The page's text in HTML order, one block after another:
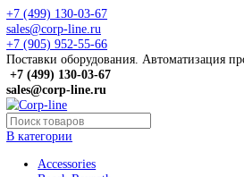
+7 (499) 130-03-67
sales@corp-line.ru
+7 (905) 952-55-66
Поставки оборудования.
+7 (499)130-03-67
sales@corp-line.ru